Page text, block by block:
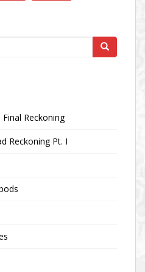
Reckoning
Reckoning Pt. I